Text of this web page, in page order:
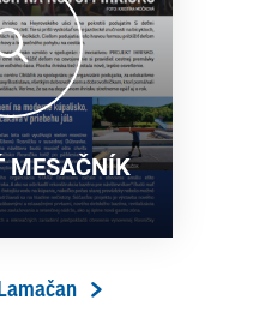
Simultánky pod
priniesol
aj príjemnú
atmosféru
MESAČNÍK